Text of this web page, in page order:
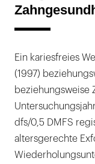
Ein kariesfreies
(1997)
beziehungsweise
dfs/0,5 DMFS
altersgerechte